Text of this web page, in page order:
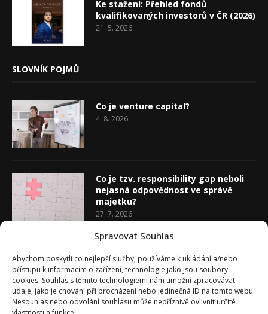
Spravovat Souhlas
Abychom poskytli co nejlepší služby, používáme k ukládání a/nebo
přístupu k informacím o zařízení, technologie jako jsou soubory
cookies. Souhlas s těmito technologiemi nám umožní zpracovávat
údaje, jako je chování při procházení nebo jedinečná ID na tomto webu.
Nesouhlas nebo odvolání souhlasu může nepříznivě ovlivnit určité
Ke stažení: Přehled fondů
kvalifikovaných investorů v ČR (2026)
21. 5. 2026
SLOVNÍK POJMŮ
Co je venture capital?
4. 8. 2026
Co je tzv. responsibility gap neboli
nejasná odpovědnost ve správě
majetku?
27. 7. 2026
20. 7. 2026